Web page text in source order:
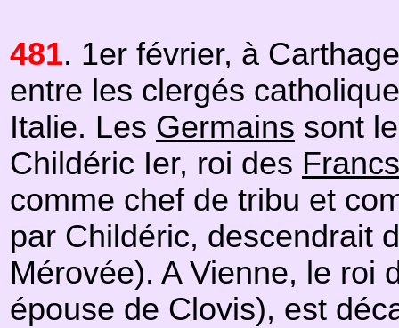
481. 1er février, à
entre les clergés
Italie. Les Germains sont
Childéric Ier, roi des Francs
comme chef de tribu et
par Childéric, descendrait
Mérovée). A Vienne, le roi
épouse de Clovis), est